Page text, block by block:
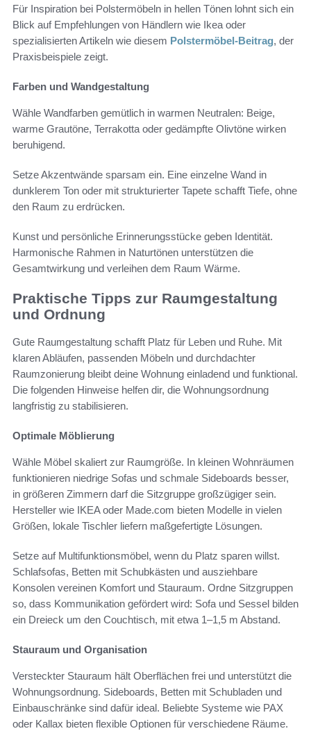
Für Inspiration bei Polstermöbeln in hellen Tönen lohnt sich ein
Blick auf Empfehlungen von Händlern wie Ikea oder
spezialisierten Artikeln wie diesem Polstermöbel‑Beitrag, der
Praxisbeispiele zeigt.
Farben und Wandgestaltung
Wähle Wandfarben gemütlich in warmen Neutralen: Beige,
warme Grautöne, Terrakotta oder gedämpfte Olivtöne wirken
beruhigend.
Setze Akzentwände sparsam ein. Eine einzelne Wand in
dunklerem Ton oder mit strukturierter Tapete schafft Tiefe, ohne
den Raum zu erdrücken.
Kunst und persönliche Erinnerungsstücke geben Identität.
Harmonische Rahmen in Naturtönen unterstützen die
Gesamtwirkung und verleihen dem Raum Wärme.
Praktische Tipps zur Raumgestaltung
und Ordnung
Gute Raumgestaltung schafft Platz für Leben und Ruhe. Mit
klaren Abläufen, passenden Möbeln und durchdachter
Raumzonierung bleibt deine Wohnung einladend und funktional.
Die folgenden Hinweise helfen dir, die Wohnungsordnung
langfristig zu stabilisieren.
Optimale Möblierung
Wähle Möbel skaliert zur Raumgröße. In kleinen Wohnräumen
funktionieren niedrige Sofas und schmale Sideboards besser,
in größeren Zimmern darf die Sitzgruppe großzügiger sein.
Hersteller wie IKEA oder Made.com bieten Modelle in vielen
Größen, lokale Tischler liefern maßgefertigte Lösungen.
Setze auf Multifunktionsmöbel, wenn du Platz sparen willst.
Schlafsofas, Betten mit Schubkästen und ausziehbare
Konsolen vereinen Komfort und Stauraum. Ordne Sitzgruppen
so, dass Kommunikation gefördert wird: Sofa und Sessel bilden
ein Dreieck um den Couchtisch, mit etwa 1–1,5 m Abstand.
Stauraum und Organisation
Versteckter Stauraum hält Oberflächen frei und unterstützt die
Wohnungsordnung. Sideboards, Betten mit Schubladen und
Einbauschränke sind dafür ideal. Beliebte Systeme wie PAX
oder Kallax bieten flexible Optionen für verschiedene Räume.